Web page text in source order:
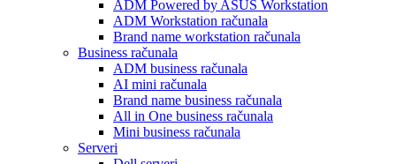
ADM Powered by ASUS Workstation
ADM Workstation računala
Brand name workstation računala
Business računala
ADM business računala
AI mini računala
Brand name business računala
All in One business računala
Mini business računala
Serveri